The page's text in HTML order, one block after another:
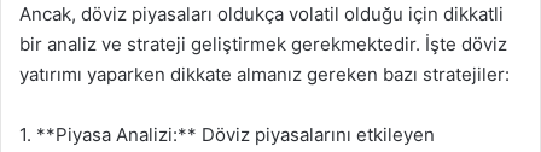
Ancak, döviz piyasaları oldukça volatil olduğu için dikkatli
bir analiz ve strateji geliştirmek gerekmektedir. İşte döviz
yatırımı yaparken dikkate almanız gereken bazı stratejiler:
1. **Piyasa Analizi:** Döviz piyasalarını etkileyen